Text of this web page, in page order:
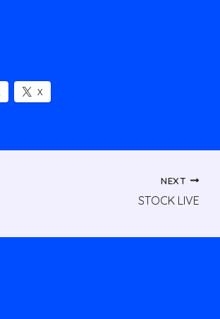
X
NEXT
STOCK LIVE